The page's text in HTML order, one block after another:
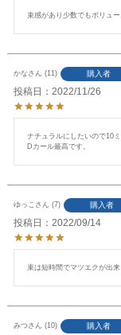
束感があり少数でもボリュ
かな 11 購入者
投稿日
2022/11/26
ナチュラルにしたいので10ミ
Dカール最高です。
ゆっこ 7 購入者
投稿日
2022/09/14
束は短時間でマツエクが出
みつ 10 購入者